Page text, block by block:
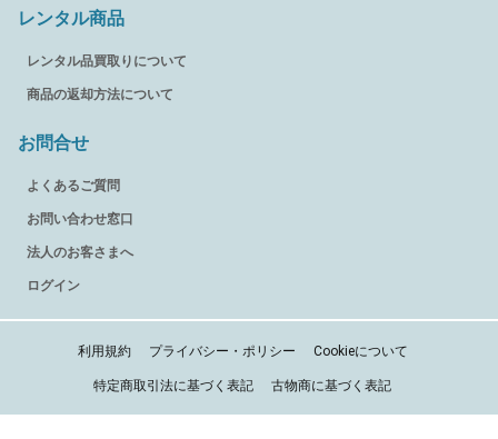
レンタル商品
レンタル品買取りについて
商品の返却方法について
お問合せ
よくあるご質問
お問い合わせ窓口
法人のお客さまへ
ログイン
利用規約 プライバシー・ポリシー Cookieについて
特定商取引法に基づく表記 古物商に基づく表記